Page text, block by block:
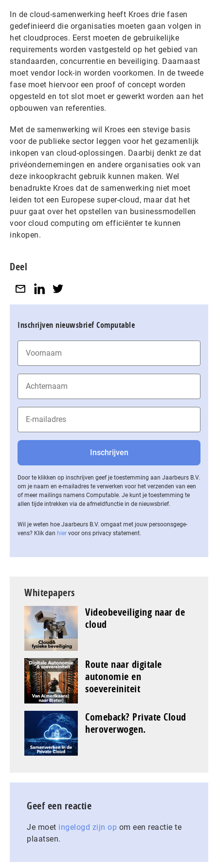
In de cloud-samenwerking heeft Kroes drie fasen
gedefinieerd die organisaties moeten gaan volgen in
het cloudproces. Eerst moeten de gebruikelijke
requirements worden vastgesteld op het gebied van
standaarden, concurrentie en beveiliging. Daarnaast
moet vendor lock-in worden voorkomen. In de tweede
fase moet hiervoor een proof of concept worden
opgesteld en tot slot moet er gewerkt worden aan het
opbouwen van referenties.
Met de samenwerking wil Kroes een stevige basis
voor de publieke sector leggen voor het gezamenlijk
inkopen van cloud-oplossingen. Daarbij denkt ze dat
privéondernemingen en andere organisaties ook van
deze inkoopkracht gebruik kunnen maken. Wel
benadrukte Kroes dat de samenwerking niet moet
leiden tot een Europese super-cloud, maar dat het
puur gaat over het opstellen van businessmodellen
voor cloud computing om efficiënter te kunnen
inkopen.
Deel
Inschrijven nieuwsbrief Computable
Door te klikken op inschrijven geef je toestemming aan Jaarbeurs B.V.
om je naam en e-mailadres te verwerken voor het verzenden van een
of meer mailings namens Computable. Je kunt je toestemming te
allen tijde intrekken via de af­meld­func­tie in de nieuwsbrief.
Wil je weten hoe Jaarbeurs B.V. omgaat met jouw per­soons­ge­ge­
vens? Klik dan hier voor ons privacy statement.
Whitepapers
Videobeveiliging naar de
cloud
Route naar digitale
autonomie en
soevereiniteit
Comeback? Private Cloud
heroverwogen.
Geef een reactie
Je moet ingelogd zijn op om een reactie te
plaatsen.